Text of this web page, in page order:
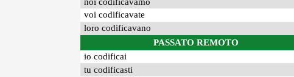
voi codificavate
loro codificavano
PASSATO REMOTO
io codificai
tu codificasti